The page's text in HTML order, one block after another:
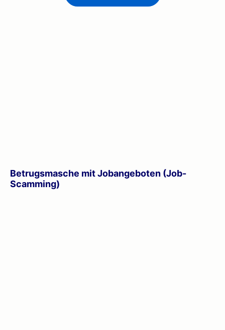
Betrugsmasche mit Jobangeboten (Job-
Scamming)